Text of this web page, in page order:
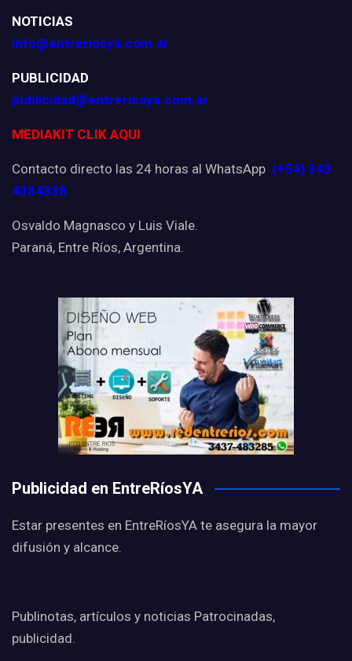
NOTICIAS
info@entreriosya.com.ar
PUBLICIDAD
publicidad@entreriosya.com.ar
MEDIAKIT CLIK AQUI
Contacto directo las 24 horas al WhatsApp (+54) 343
4384338
Osvaldo Magnasco y Luis Viale.
Paraná, Entre Ríos, Argentina.
Publicidad en EntreRíosYA
Estar presentes en EntreRíosYA te asegura la mayor
difusión y alcance.
Publinotas, artículos y noticias Patrocinadas,
publicidad.